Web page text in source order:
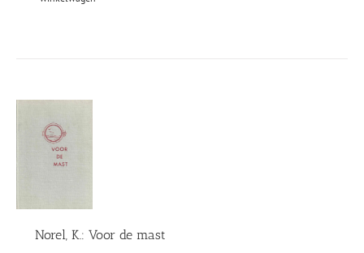
Norel, K.: Voor de mast